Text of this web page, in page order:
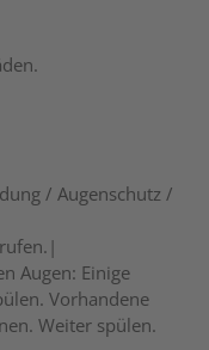
/ Augenschutz /
Augen: Einige
Vorhandene
Weiter spülen.